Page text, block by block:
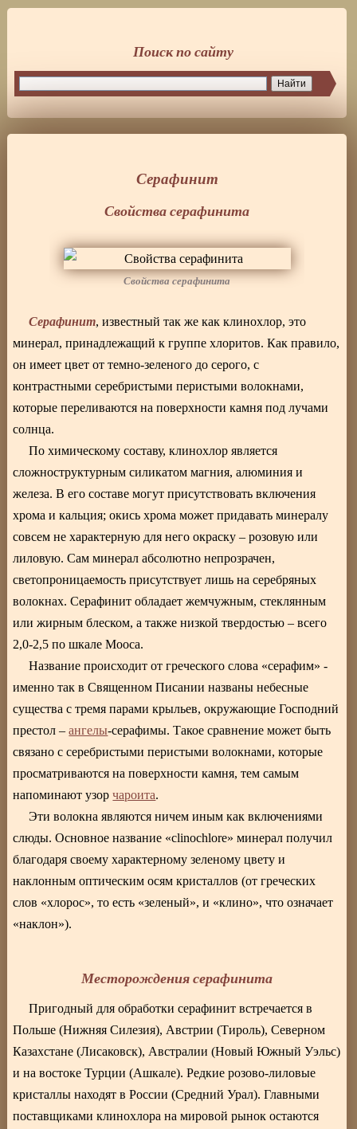
Серафинит
Свойства серафинита
Свойства серафинита
Серафинит, известный так же как клинохлор, это
минерал, принадлежащий к группе хлоритов. Как правило,
он имеет цвет от темно-зеленого до серого, с
контрастными серебристыми перистыми волокнами,
которые переливаются на поверхности камня под лучами
солнца.
По химическому составу, клинохлор является
сложноструктурным силикатом магния, алюминия и
железа. В его составе могут присутствовать включения
хрома и кальция; окись хрома может придавать минералу
совсем не характерную для него окраску – розовую или
лиловую. Сам минерал абсолютно непрозрачен,
светопроницаемость присутствует лишь на серебряных
волокнах. Серафинит обладает жемчужным, стеклянным
или жирным блеском, а также низкой твердостью – всего
2,0-2,5 по шкале Мооса.
Название происходит от греческого слова «серафим» -
именно так в Священном Писании названы небесные
существа с тремя парами крыльев, окружающие Господний
престол –ангелы-серафимы. Такое сравнение может быть
связано с серебристыми перистыми волокнами, которые
просматриваются на поверхности камня, тем самым
напоминают узорчароита.
Эти волокна являются ничем иным как включениями
слюды. Основное название «clinochlore» минерал получил
благодаря своему характерному зеленому цвету и
наклонным оптическим осям кристаллов (от греческих
слов «хлорос», то есть «зеленый», и «клино», что означает
«наклон»).
Месторождения серафинита
Пригодный для обработки серафинит встречается в
Польше (Нижняя Силезия), Австрии (Тироль), Северном
Казахстане (Лисаковск), Австралии (Новый Южный Уэльс)
и на востоке Турции (Ашкале). Редкие розово-лиловые
кристаллы находят в России (Средний Урал). Главными
поставщиками клинохлора на мировой рынок остаются
Поиск по сайту